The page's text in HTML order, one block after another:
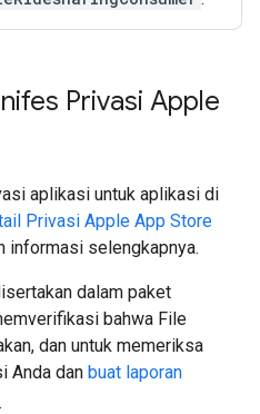
Privasi Apple
aplikasi untuk aplikasi di
Privasi Apple App Store
informasi selengkapnya.
dalam paket
bahwa File
dan untuk memeriksa
Anda dan buat laporan